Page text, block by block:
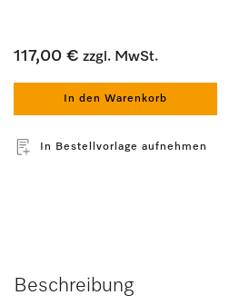
117,00 € zzgl. MwSt.
In den Warenkorb
In Bestellvorlage aufnehmen
Beschreibung